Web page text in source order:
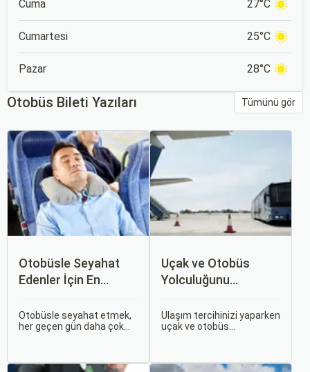
Cuma 27°C
Cumartesi 25°C
Pazar 28°C
Otobüs Bileti Yazıları Tümünü gör
Otobüsle Seyahat
Edenler İçin En
İpuçları
Otobüsle seyahat etmek,
her geçen gün daha çok
Uçak ve Otobüs
Yolculuğunu
Sizin İçin Uygun?
Ulaşım tercihinizi yaparken
uçak ve otobüs